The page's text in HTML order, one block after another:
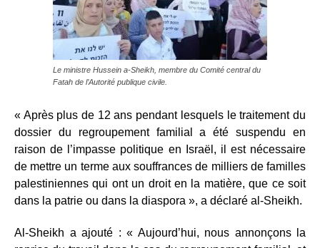
Le ministre Hussein a-Sheikh, membre du Comité central du
Fatah de l’Autorité publique civile.
« Après plus de 12 ans pendant lesquels le traitement du
dossier du regroupement familial a été suspendu en
raison de l’impasse politique en Israël, il est nécessaire
de mettre un terme aux souffrances de milliers de familles
palestiniennes qui ont un droit en la matière, que ce soit
dans la patrie ou dans la diaspora », a déclaré al-Sheikh.
Al-Sheikh a ajouté : « Aujourd’hui, nous annonçons la